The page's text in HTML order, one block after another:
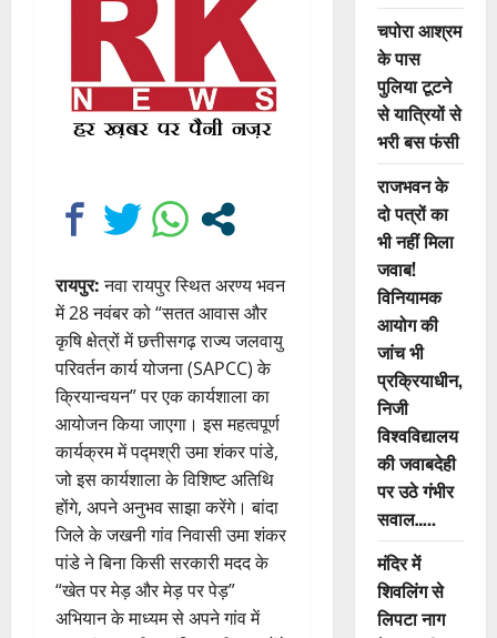
रायपुर:नवा रायपुर स्थित अरण्य भवन
में 28 नवंबर को “सतत आवास और
कृषि क्षेत्रों में छत्तीसगढ़ राज्य जलवायु
परिवर्तन कार्य योजना (SAPCC) के
क्रियान्वयन” पर एक कार्यशाला का
आयोजन किया जाएगा। इस महत्वपूर्ण
कार्यक्रम में पद्मश्री उमा शंकर पांडे,
जो इस कार्यशाला के विशिष्ट अतिथि
होंगे, अपने अनुभव साझा करेंगे। बांदा
जिले के जखनी गांव निवासी उमा शंकर
पांडे ने बिना किसी सरकारी मदद के
“खेत पर मेड़ और मेड़ पर पेड़”
अभियान के माध्यम से अपने गांव में
चपोरा आश्रम
के पास
पुलिया टूटने
से यात्रियों से
भरी बस फंसी
राजभवन के
दो पत्रों का
भी नहीं मिला
जवाब!
विनियामक
आयोग की
जांच भी
प्रक्रियाधीन,
निजी
विश्वविद्यालय
की जवाबदेही
पर उठे गंभीर
सवाल…..
मंदिर में
शिवलिंग से
लिपटा नाग